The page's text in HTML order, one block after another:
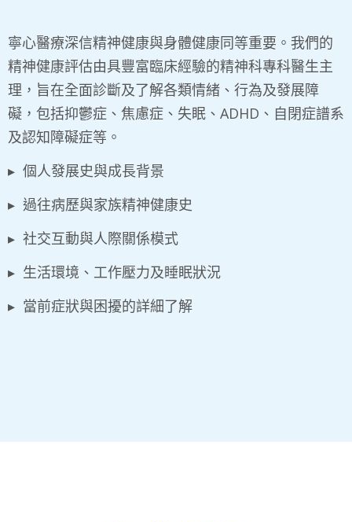
寧心醫療深信精神健康與身體健康同等重要。我們的
精神健康評估由具豐富臨床經驗的精神科專科醫生主
理，旨在全面診斷及了解各類情緒、行為及發展障
礙，包括抑鬱症、焦慮症、失眠、ADHD、自閉症譜系
及認知障礙症等。
▸ 個人發展史與成長背景
▸ 過往病歷與家族精神健康史
▸ 社交互動與人際關係模式
▸ 生活環境、工作壓力及睡眠狀況
▸ 當前症狀與困擾的詳細了解